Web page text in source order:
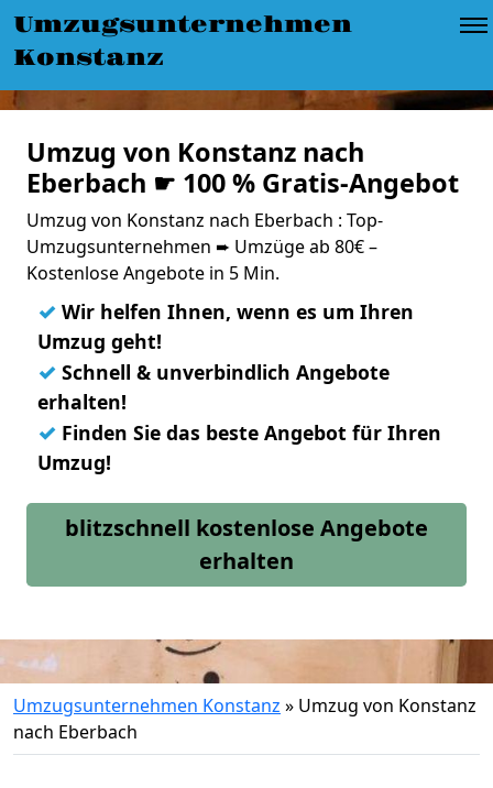
Umzugsunternehmen
Konstanz
Umzug von Konstanz nach
Eberbach ☛ 100 % Gratis-Angebot
Umzug von Konstanz nach Eberbach : Top-
Umzugsunternehmen ➨ Umzüge ab 80€ –
Kostenlose Angebote in 5 Min.
✓ Wir helfen Ihnen, wenn es um Ihren
Umzug geht!
✓ Schnell & unverbindlich Angebote
erhalten!
✓ Finden Sie das beste Angebot für Ihren
Umzug!
blitzschnell kostenlose Angebote
erhalten
Umzugsunternehmen Konstanz » Umzug von Konstanz
nach Eberbach